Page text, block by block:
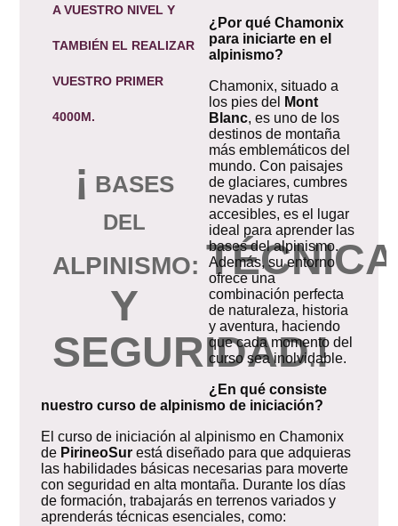
A VUESTRO NIVEL Y
TAMBIÉN EL REALIZAR
VUESTRO PRIMER
4000M.
¡ BASES
DEL
ALPINISMO: TÉCNICA
Y
SEGURIDAD.!
¿Por qué Chamonix
para iniciarte en el
alpinismo?
Chamonix, situado a
los pies del
Mont
Blanc, es uno de los
destinos de montaña
más emblemáticos del
mundo. Con paisajes
de glaciares, cumbres
nevadas y rutas
accesibles, es el lugar
ideal para aprender las
bases del alpinismo.
Además, su entorno
ofrece una
combinación perfecta
de naturaleza, historia
y aventura, haciendo
que cada momento del
curso sea inolvidable.
¿En qué consiste
nuestro curso de alpinismo de iniciación?
El curso de iniciación al alpinismo en Chamonix
de PirineoSurestá diseñado para que adquieras
las habilidades básicas necesarias para moverte
con seguridad en alta montaña. Durante los días
de formación, trabajarás en terrenos variados y
aprenderás técnicas esenciales, como: